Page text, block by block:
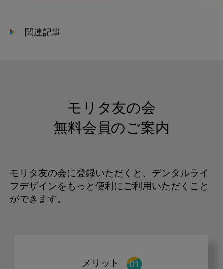
関連記事
モリタ友の会
無料会員のご案内
モリタ友の会に登録いただくと、デンタルライ
フデザインをもっと便利にご利用いただくこと
ができます。
メリット